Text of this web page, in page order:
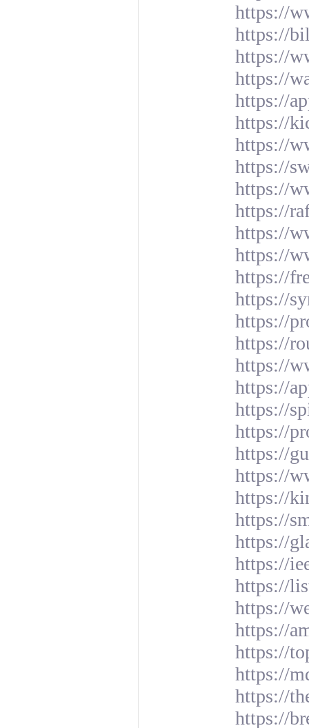
https://
https://
https://
https://
https://
https://
https://
https://
https://
https://
https://
https://
https://
https://
https://
https://
https://
https://
https://
https://
https://
https://
https://
https://
https://
https://
https://
https://
https://
https://
https://
https://
https://